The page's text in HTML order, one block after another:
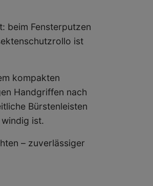
beim Fensterputzen
ist
kompakten
Handgriffen nach
Bürstenleisten
ist.
– zuverlässiger